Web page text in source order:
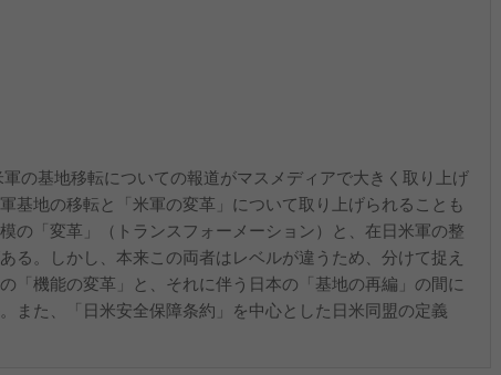
の基地移転についての報道がマスメディアで大きく取り上げ
基地の移転と「米軍の変革」について取り上げられることも
の「変革」（トランスフォーメーション）と、在日米軍の整
る。しかし、本来この両者はレベルが違うため、分けて捉え
「機能の変革」と、それに伴う日本の「基地の再編」の間に
また、「日米安全保障条約」を中心とした日米同盟の定義